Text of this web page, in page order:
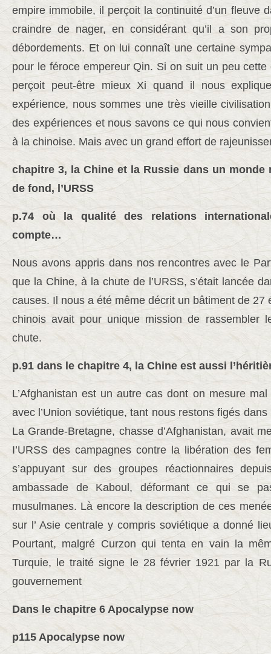
empire immobile, il perçoit la continuité d’un fleuve
craindre de nager, en considérant qu’il a son
débordements. Et on lui connaît une certaine
pour le féroce empereur Qin. Si on suit un peu
perçoit peut-être mieux Xi quand il nous
expérience, nous sommes une très vieille
des expériences et nous savons ce qui nous
à la chinoise. Mais avec un grand effort de
chapitre 3, la Chine et la Russie dans un monde
de fond, l’URSS
p.74 où la qualité des relations
compte…
Nous avons appris dans nos rencontres avec le
que la Chine, à la chute de l’URSS, s’était lancée
causes. Il nous a été même décrit un bâtiment de 27
chinois avait pour unique mission de rassembler
chute.
p.91 dans le chapitre 4, la Chine est aussi
L’Afghanistan est un autre cas dont on mesure
avec l’Union soviétique, tant nous restons figés
La Grande-Bretagne, chasse d’Afghanistan, avait
I’URSS des campagnes contre la libération des
s’appuyant sur des groupes réactionnaires
ambassade de Kaboul, déformant ce qui se
musulmanes. Là encore la description de ces
sur l’ Asie centrale y compris soviétique a donné
Pourtant, malgré Curzon qui tenta en vain la
Turquie, le traité signe le 28 février 1921 par la
gouvernement
Dans le chapitre 6 Apocalypse now
p115 Apocalypse now